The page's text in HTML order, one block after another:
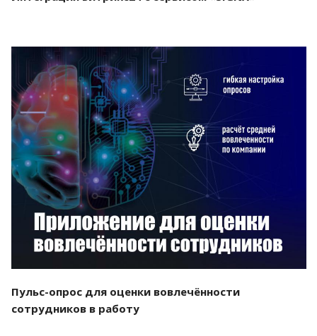
Смотреть проект
Пульс-опрос для оценки вовлечённости
сотрудников в работу